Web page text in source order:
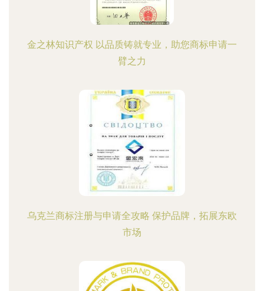
金之林知识产权 以品质铸就专业，助您商标申请一
臂之力
乌克兰商标注册与申请全攻略 保护品牌，拓展东欧
市场